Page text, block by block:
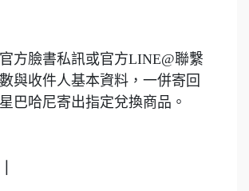
方臉書私訊或官方LINE@聯繫
與收件人基本資料，一併寄回
巴哈尼寄出指定兌換商品。